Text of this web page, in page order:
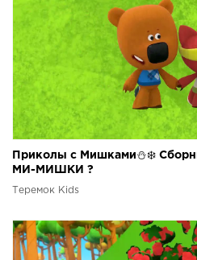
Приколы с Мишками⛄❄️
МИ-МИШКИ ?
Теремок Kids